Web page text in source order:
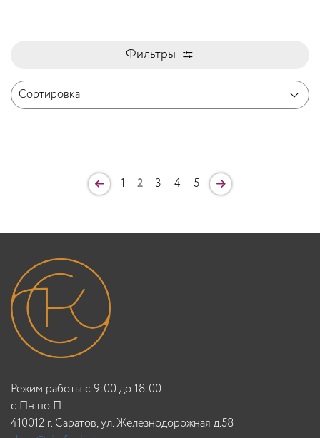
Фильтры
1 2 3 4 5
Режим работы с 9:00 до 18:00
c Пн по Пт
410012 г. Саратов, ул. Железнодорожная д.58